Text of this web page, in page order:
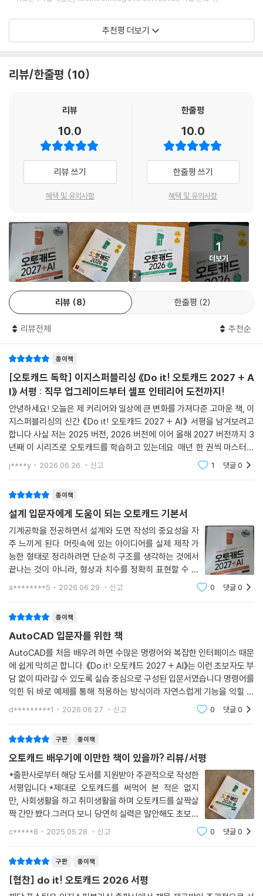
[캐드 고수의 비밀 08] 선으로 그린 방의 둘레, 면적 확인하기
07-2 문, 가구 넣을 땐 만능 명령어 [정렬]을 기억하세요!
07-4 구불구불한 길을 일정 간격으로 [분할]하고 [끊기]
08 도면이 수십 개일 때 필요한 도면과 도면 사이 연결 고리
08-1 [외부 참조]로 모든 프로젝트의 0번 도면, 도면의 틀 넣기
08-2 참조된 도면을 수정하는 가장 빠른 방법!
08-5 오토캐드에 엑셀, MS 워드, 파워포인트 연동하기
[연습만이 살길!] 경로가 끊어진 외부 참조 파일 다시 연결하기
[캐드 고수의 비밀 10] 참조 파일 빼먹어 욕 먹지 말고 [전자 전송]으로 전
달하세요!
[캐드 고수의 비밀 11] 다른 사람에게 받은 PC3, CTB 파일 설치하는 방법
------------------------------------------------------
09-1 세 가지 기본 기능에서 도면층 미리 지정하는 방법
09-2 도면층의 컨트롤 타워, [도면층 특성 관리자]
[캐드 고수의 비밀 12] 지저분해진 도면층 하나로 병합하기
09-3 지적도에서 필요한 레벨만 골라 표시하기
[캐드 고수의 비밀 13] 아무리 애써도 지워지지 않는 [도면층] 삭제 방법
09-4 카멜레온처럼 도면층, 현재 도면층 바꾸기
[캐드 고수의 비밀 14] 절대 수정하면 안 되는 도면층 잠그기
[연습만이 살길!] 구조 평면도에 해치 표시하기
------------------------------------------------------
10 실제 상황! 도면의 반은 문자다!
10-1 물음표로 뜬 문자, [문자 스타일]로 나타내기
10-2 일람표 속 [문자] 정렬해 각 잡기
[캐드 고수의 비밀 15] 창호 일람표 속 문자 찾기/바꾸기
[캐드 고수의 비밀 16] 상세도에서 실제 크기의 1/2 축척 치수 넣기
10-5 보기 좋은 치수가 시공하기도 좋다! - 실무 맞춤 치수 정리법
[연습만이 살길!] 구조 평면도에 치수 넣기
------------------------------------------------------
[캐드 고수의 비밀]
01 오토캐드의 대화형 AI, [Autodesk Assistant]
02 매크로를 자동으로 생성하는 [명령 매크로]
03 손 그림을 객체로 가져오는 [표식 가져오기]
04 블록을 자동으로 회전, 축척, 대칭하는 [스마트 블록 : 배치]
05 블록을 다른 블록으로 교체하는 [스마트 블록 : 교체]
06 같은 형상을 찾아서 블록으로 만드는 [스마트 블록 : 검색 및 변환]
이럴 땐 이렇게! - 기술 지원 편
면을 그리는 데 아무런 지장이 없기 때문입니다. 하지만 습관을 잘못 들이
면 간단한 작업도 시간을 잡아먹는 이른바 ‘삽질’을 할 수 있습니다. 처음부
터 제대로 배워야 이런 ‘삽질’을 막을 수 있죠. 이 책의 첫째마당은 오토캐
드를 처음 배우는 사람들을 위해 선 그리기부터 인쇄까지 도면을 그리는
론, 오토캐드의 대화형 AI 기능까지 풍성한 실무 경험을 토대로 알려 주니,
------------------------------------------------------
건설사, 설계 사무실에서 그리던 그 도면!
지금 당장 실무에서 써먹는 도면으로 배운다!
이 책의 저자는 설계 회사는 물론, 오토데스크 기술지원사인 다우데이터의
기술 지원팀에서 일하면서 실무자 수백 명의 질문을 해결했습니다. 그 과
니다. 모든 기능과 연습 문제를 실제 사용하는 도면으로 배우니 ‘실무 상
황’을 미리 경험하면서 훈련할 수 있습니다.
오토데스크 기술지원사 기술 지원팀의 노하우를 담은 ‘캐드 고수의 비
밀’도 많은 독자분들께 찬사를 받았습니다. 도면 그리는 속도가 느려서 고
민한다면 이 책에서 소개하는 24가지 ‘캐드 고수의 비밀’과 ‘이럴 땐 이렇
게! 기술 지원 편’도 놓치지 마세요!
- 닫히지 않은 객체에 해치 넣기
- 물음표로 뜬 글자 나타내기
- 남에게 부탁하지 않고 낮은 버전으로 저장하기
- 자주 겪는 19가지 오류 상황과 해결법
------------------------------------------------------
조회수 200만! 오토캐드 랜선 선생님
무료 제공 유튜브 강의 110강과 함께 배워요!
책에 있는 설명으로도 충분하지만 동영상으로도 배우고 싶다면 저자의 유
튜브 채널(www.youtube.com/Trusteddwg)에 방문해 보세요! 기본
개념을 설명하는 동영상 54강은 물론, 연습 문제와 보충 문제를 하나하나
해설해 주는 40강, 캐드 고수의 비밀을 담은 16강까지! 총 110강의 동영
상 강의를 무료로 제공합니다!
- 동영상 재생 목록: bit.ly/easys_CAD_youtube
최신 2027 신기능 포함!
실무에서 여전히 쓰는 이전 버전까지, 모든 버전 가능!
이 책은 모든 예제 파일을 2000 버전으로 제공합니다. 따라서 2010부터
2027까지 모든 버전에서 실습할 수 있습니다. 또한 최신 2027 버전의 신
기능을 PDF 파일로 제공합니다. 이지스퍼블리싱 홈페이지(www.easys
pub.co.kr)의 [자료실] 또는 다음 링크에서 자료를 모두 내려받으세요.
------------------------------------------------------
4만 부 이상 판매된 스테디셀러 시리즈! NCS 2D 도면 모듈 충족!
학원, 학교 교재로 사용하는 분들을 위한 학습 자료 특별 제공!
《Do it! 오토캐드》는 10년 간 건축/기계과에서 교재로 채택되어 온 검증
된 시리즈입니다. 이 책을 교재로 사용하는 분들을 위해 16주 진도표, 강의
를 따라 이지스퍼블리싱 홈페이지에서 신청하세요!
- 교재 샘플, 강의 자료 신청: www.easyspub.co.kr → 가운데 [교재 샘
플/강의 자료 요청하기] 클릭
설계자의 단순 작업을 줄여 주는 고마운 책!
학교에서 오토캐드를 대충 배웠다면 실무에서 ‘이런 단순 작업 때문에 밤
누구나 겪을 상황에 어떻게 대처해야 하는지 차근차근 알려 줍니다. ‘중심
- 손준호 (독일 슈투트가르트, andOFFICE 설계 사무소)
이런 책이 나오길 기다렸습니다!
구조 분야는 작업 특성상 어떤 특정 작업을 반복하는 경우가 많습니다. 정
해진 규격의 부재를 일정한 간격으로 수백 개 배열하곤 하죠. 이럴 땐 이 책
에서 소개한 것처럼 ‘리습(LISP)’을 쓰거나 명령을 아이콘으로 만들어 두
백과사전처럼 모든 기능을 배울 필요가 없죠. 실무에서 맞닥뜨리는 상황별
로 해결책을 제시해 주는 이 책이 딱입니다!
- 전용률 ((주)이건구조기술사사무소 과장)
정말 ‘고수의 비밀’을 엿본 것 같아요!
이 책에서 제시한 ‘캐드 고수의 비밀’은 대형 프로젝트일수록 빛을 발합니
다. 워낙 도면이 많아서 중심선을 살짝 오른쪽으로 옮기는 간단한 일도 일
일이 클릭해야 한다면 어마어마한 작업량이 되기 때문입니다. 저 역시 그
금도 현장에서 고생하는 후배들에게 필독서로 권합니다.
추천평 더보기
리뷰/한줄평 10
리뷰
10.0
리뷰 쓰기
혜택 및 유의사항
한줄평
10.0
한줄평 쓰기
혜택 및 유의사항
2
1
더보기
리뷰 8 한줄평 2
리뷰전체 추천순
종이책
[오토캐드 독학] 이지스퍼블리싱 《Do it! 오토캐드 2027 + A
I》 서평 : 직무 업그레이드부터 셀프 인테리어 도전까지!
안녕하세요! 오늘은 제 커리어와 일상에 큰 변화를 가져다준 고마운 책, 이
지스퍼블리싱의 신간 《Do it! 오토캐드 2027 + AI》 서평을 남겨보려고
합니다.사실 저는 2025 버전, 2026 버전에 이어 올해 2027 버전까지 3
년째 이 시리즈로 오토캐드를 학습하고 있는데요. 매년 한 권씩 마스터할
때마다 제 업무 능력도 함께 성장하는 것을 체감하고 있어, 이번 최신 개정
판 출간 소식이 누
j****y 2026.06.26. 신고 1 댓글0
종이책
설계 입문자에게 도움이 되는 오토캐드 기본서
기계공학을 전공하면서 설계와 도면 작성의 중요성을 자
주 느끼게 된다. 머릿속에 있는 아이디어를 실제 제작 가
능한 형태로 정리하려면 단순히 구조를 생각하는 것에서
끝나는 것이 아니라, 형상과 치수를 정확히 표현할 수 있
어야 한다. 그런 점에서 오토캐드는 설계 내용을 정리하고
a********5 2026.06.29. 신고 0 댓글0
종이책
AutoCAD 입문자를 위한 책
AutoCAD를 처음 배우려 하면 수많은 명령어와 복잡한 인터페이스 때문
에 쉽게 막히곤 합니다. 《Do it! 오토캐드 2027 + AI》는 이런 초보자도 부
담 없이 따라갈 수 있도록 실습 중심으로 구성된 입문서였습니다.명령어를
익힌 뒤 바로 예제를 통해 적용하는 방식이라 자연스럽게 기능을 익힐 수
있었고, 왜 사용하고 언제 활용하는지까지 함께 설명해 이해하기 쉬웠습니
d*********1 2026.06.27. 신고 0 댓글0
구판 종이책
오토캐드 배우기에 이만한 책이 있을까? 리뷰/서평
*출판사로부터 해당 도서를 지원받아 주관적으로 작성한
서평입니다.*제대로 오토캐드를 써먹어 본 적은 없지
만, 사회생활을 하고 취미생활을 하며 오토캐드를 살짝살
짝 간만 봤다.그러다 보니 당연히 실력은 말안해도 초보중
의 초보라는 것..ㅜ이대로 흘러가다간 결국 오토캐드 찍먹
c*****8 2025.05.28. 신고 0 댓글0
구판 종이책
[협찬] do it! 오토캐드 2026 서평